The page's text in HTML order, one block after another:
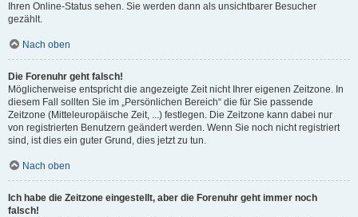
Ihren Online-Status sehen. Sie werden dann als unsichtbarer Besucher
gezählt.
Nach oben
Die Forenuhr geht falsch!
Möglicherweise entspricht die angezeigte Zeit nicht Ihrer eigenen Zeitzone. In
diesem Fall sollten Sie im „Persönlichen Bereich“ die für Sie passende
Zeitzone (Mitteleuropäische Zeit, ...) festlegen. Die Zeitzone kann dabei nur
von registrierten Benutzern geändert werden. Wenn Sie noch nicht registriert
sind, ist dies ein guter Grund, dies jetzt zu tun.
Nach oben
Ich habe die Zeitzone eingestellt, aber die Forenuhr geht immer noch
falsch!